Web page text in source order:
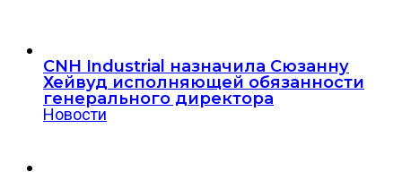
CNH Industrial назначила Сюзанну
Хейвуд исполняющей обязанности
генерального директора
Новости